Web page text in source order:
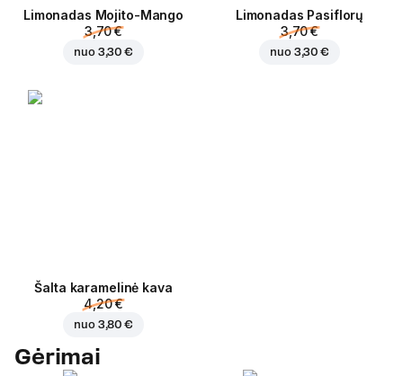
Limonadas Mojito-Mango
3,70 €
nuo 3,30 €
Limonadas Pasiflorų
3,70 €
nuo 3,30 €
Šalta karamelinė kava
4,20 €
nuo 3,80 €
Gėrimai